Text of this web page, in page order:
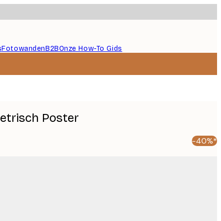
FotowandenB2BOnze How-To Gids
Poster
-40%*